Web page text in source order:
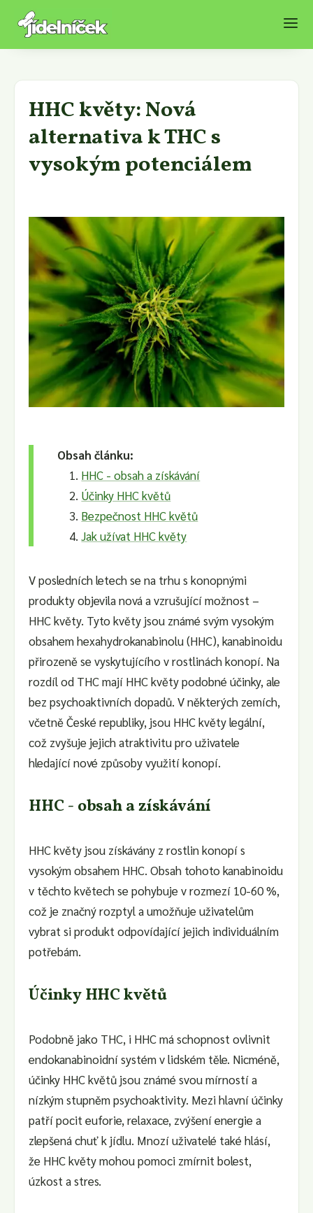
HHC květy: Nová
alternativa k THC s
vysokým potenciálem
Obsah článku:
HHC - obsah a získávání
Účinky HHC květů
Bezpečnost HHC květů
Jak užívat HHC květy
V posledních letech se na trhu s konopnými
produkty objevila nová a vzrušující možnost –
HHC květy. Tyto květy jsou známé svým vysokým
obsahem hexahydrokanabinolu (HHC), kanabinoidu
přirozeně se vyskytujícího v rostlinách konopí. Na
rozdíl od THC mají HHC květy podobné účinky, ale
bez psychoaktivních dopadů. V některých zemích,
včetně České republiky, jsou HHC květy legální,
což zvyšuje jejich atraktivitu pro uživatele
hledající nové způsoby využití konopí.
HHC - obsah a získávání
HHC květy jsou získávány z rostlin konopí s
vysokým obsahem HHC. Obsah tohoto kanabinoidu
v těchto květech se pohybuje v rozmezí 10-60 %,
což je značný rozptyl a umožňuje uživatelům
vybrat si produkt odpovídající jejich individuálním
potřebám.
Účinky HHC květů
Podobně jako THC, i HHC má schopnost ovlivnit
endokanabinoidní systém v lidském těle. Nicméně,
účinky HHC květů jsou známé svou mírností a
nízkým stupněm psychoaktivity. Mezi hlavní účinky
patří pocit euforie, relaxace, zvýšení energie a
zlepšená chuť k jídlu. Mnozí uživatelé také hlásí,
že HHC květy mohou pomoci zmírnit bolest,
úzkost a stres.